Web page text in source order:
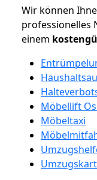
Wir können
professionelles
einem
Möbellift
Möbeltaxi